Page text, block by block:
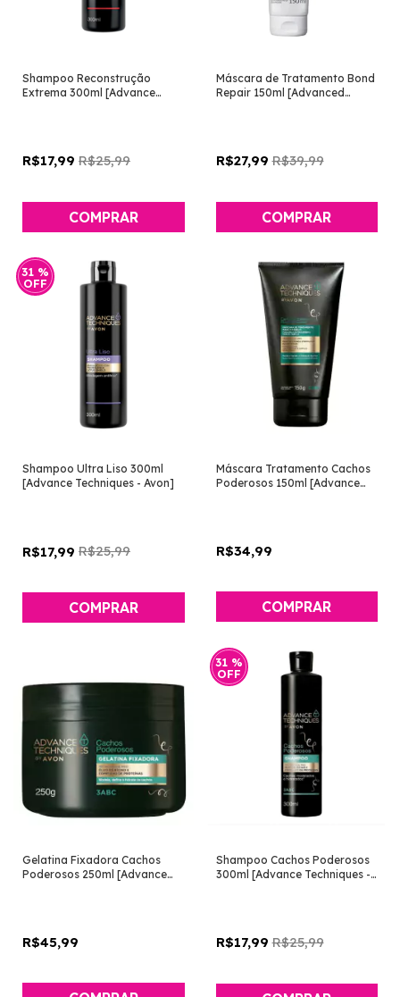
Shampoo Reconstrução
Extrema 300ml [Advance
R$17,99 R$25,99
Máscara de Tratamento Bond
Repair 150ml [Advanced
R$27,99 R$39,99
31 %
OFF
Shampoo Ultra Liso 300ml
[Advance Techniques - Avon]
R$17,99 R$25,99
Máscara Tratamento Cachos
Poderosos 150ml [Advance
R$34,99
Gelatina Fixadora Cachos
Poderosos 250ml [Advance
R$45,99
31 %
OFF
Shampoo Cachos Poderosos
300ml [Advance Techniques -
R$17,99 R$25,99